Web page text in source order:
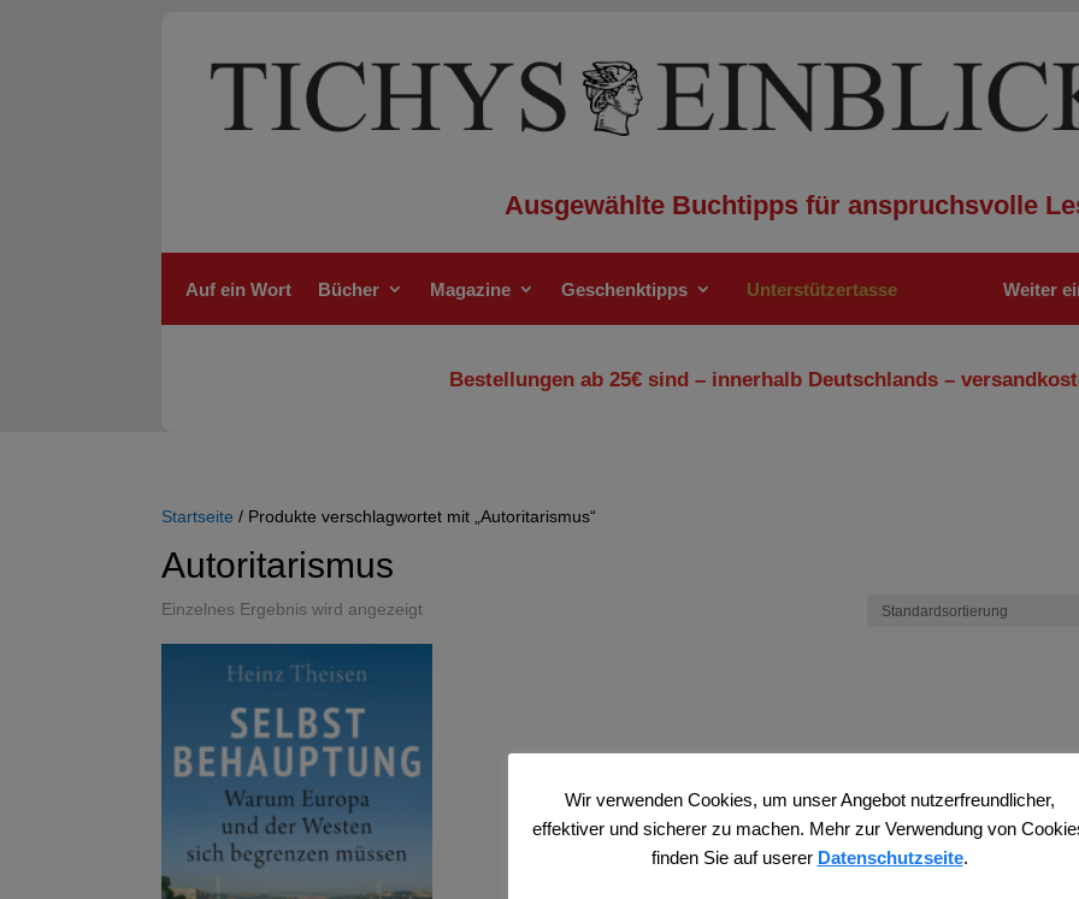
Ausgewählte Buchtipps für anspruchsvolle
Auf ein Wort Bücher Magazine Geschenktipps Unterstützertasse Weiter
Bestellungen ab 25€ sind – innerhalb Deutschlands –
Startseite / Produkte verschlagwortet mit „Autoritarismus“
Autoritarismus
Einzelnes Ergebnis wird angezeigt
Wir verwenden Cookies, um unser Angebot nutzerfreundlicher,
effektiver und sicherer zu machen. Mehr zur Verwendung von
finden Sie auf userer Datenschutzseite.